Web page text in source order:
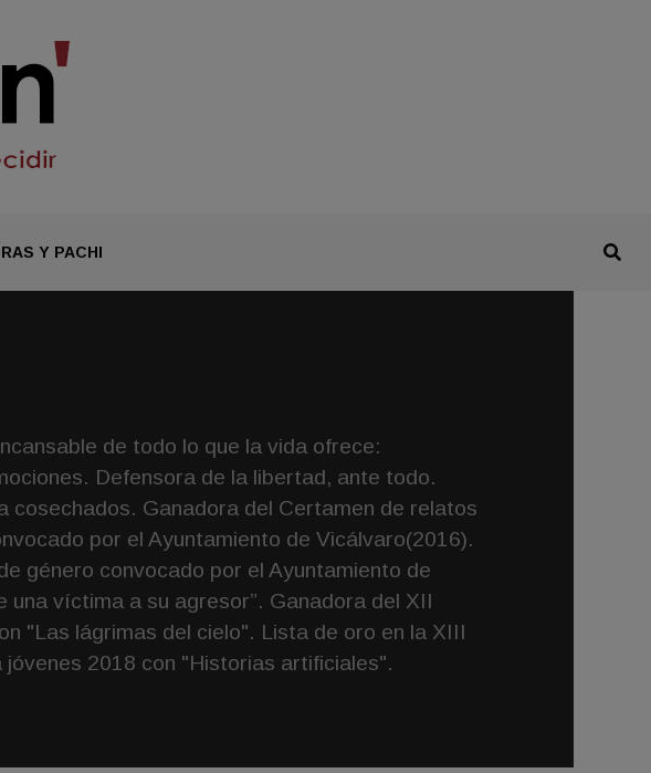
Y PACHI
de todo lo que la vida ofrece:
Defensora de la libertad, ante todo.
cosechados. Ganadora del Certamen de relatos
por el Ayuntamiento de Vicálvaro(2016).
género convocado por el Ayuntamiento de
una víctima a su agresor”. Ganadora del XII
"Las lágrimas del cielo". Lista de oro en la XIII
2018 con "Historias artificiales".